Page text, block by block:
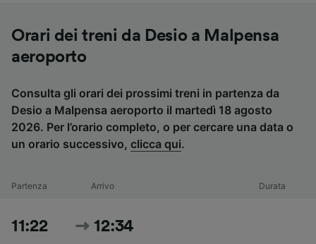
Orari dei treni da Desio a Malpensa
aeroporto
Consulta gli orari dei prossimi treni in partenza da
Desio a Malpensa aeroporto il martedì 18 agosto
2026. Per l’orario completo, o per cercare una data o
un orario successivo, clicca qui.
Partenza Arrivo Durata
11:22 12:34